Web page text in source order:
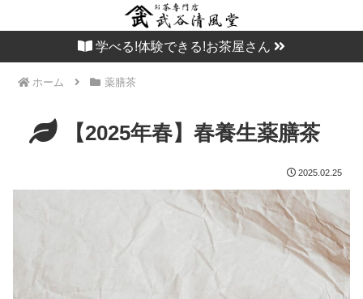
学べる!体験できる!お茶屋さん
ホーム 薬膳茶
【2025年春】春養生薬膳茶
2025.02.25